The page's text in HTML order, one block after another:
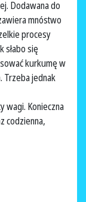
Dodawana do
mnóstwo
procesy
słabo się
kurkumę w
Trzeba jednak
wagi. Konieczna
codzienna,